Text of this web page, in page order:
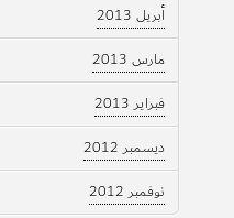
أبريل 2013
مارس 2013
فبراير 2013
ديسمبر 2012
نوفمبر 2012